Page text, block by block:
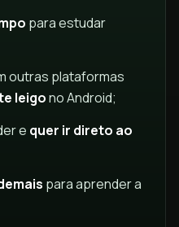
para estudar
outras plataformas
leigono Android;
e quer ir direto ao
para aprender a